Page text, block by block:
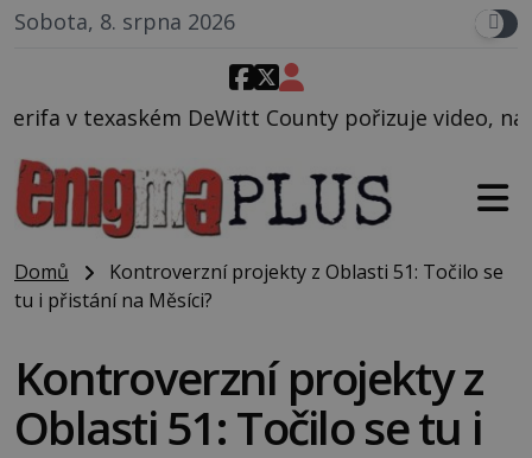
Sobota, 8. srpna 2026
County pořizuje video, na kterém před jeho
Domů
Kontroverzní projekty z Oblasti 51: Točilo se
tu i přistání na Měsíci?
Kontroverzní projekty z
Oblasti 51: Točilo se tu i